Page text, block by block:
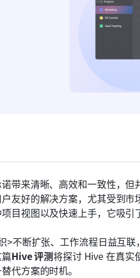
带来清晰、高效和一致性，
友好的解决方案，尤其受到
目视图以及快速上手，它吸引
>不断扩张、工作流程日益互
Hive 评测将探讨 Hive 在真实
代方案的时机。